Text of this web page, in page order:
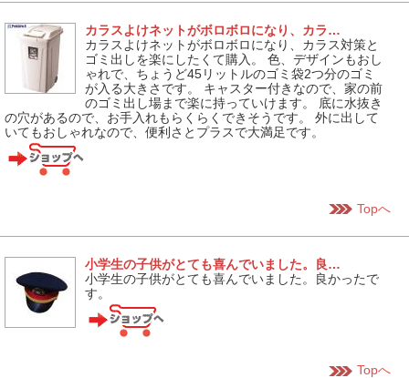
カラスよけネットがボロボロになり、カラ…
カラスよけネットがボロボロになり、カラス対策と
ゴミ出しを楽にしたくて購入。 色、デザインもおし
ゃれで、ちょうど45リットルのゴミ袋2つ分のゴミ
が入る大きさです。 キャスター付きなので、家の前
のゴミ出し場まで楽に持っていけます。 底に水抜き
の穴があるので、お手入れもらくらくできそうです。 外に出して
いてもおしゃれなので、便利さとプラスで大満足です。
Topへ
小学生の子供がとても喜んでいました。良…
小学生の子供がとても喜んでいました。良かったで
す。
Topへ